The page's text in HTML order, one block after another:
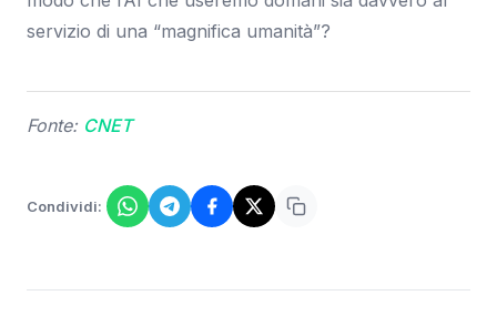
servizio di una “magnifica umanità”?
Fonte: CNET
Condividi: